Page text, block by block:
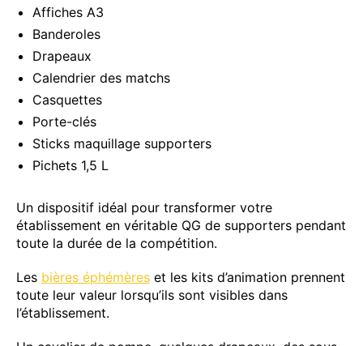
Affiches A3
Banderoles
Drapeaux
Calendrier des matchs
Casquettes
Porte-clés
Sticks maquillage supporters
Pichets 1,5 L
Un dispositif idéal pour transformer votre
établissement en véritable QG de supporters pendant
toute la durée de la compétition.
Les bières éphémères et les kits d’animation prennent
toute leur valeur lorsqu’ils sont visibles dans
l’établissement.